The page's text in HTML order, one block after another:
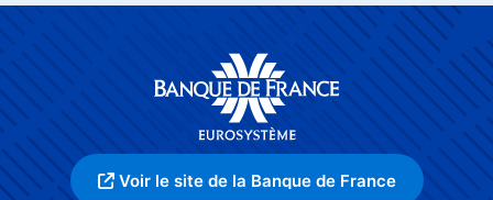
Voir le site de la Banque de France